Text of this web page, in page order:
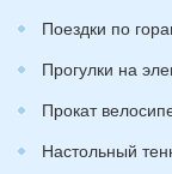
Поездки по
Прогулки на
Прокат
Настольный